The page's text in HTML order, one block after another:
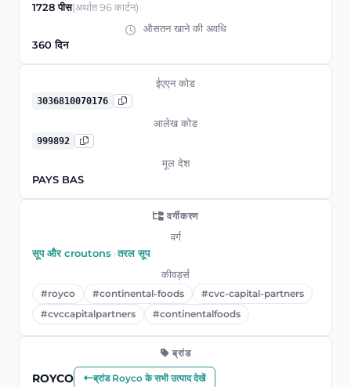
1728 पीस(अर्थात 96 कार्टन)
औसतन खाने की अवधि
360 दिन
ईएएन कोड
3036810070176
आलेख कोड
999892
मूल देश
PAYS BAS
वर्गीकरण
वर्ग
सूप और croutons›तरल सूप
कीवर्ड्स
#royco #continental-foods
#cvc-capital-partners
#cvccapitalpartners
#continentalfoods
ब्रांड
ROYCO ब्रांड Royco के सभी उत्पाद देखें